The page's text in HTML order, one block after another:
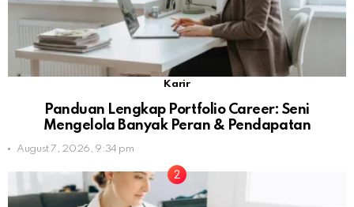
Karir
Panduan Lengkap Portfolio Career: Seni
Mengelola Banyak Peran & Pendapatan
August 7, 2026, 9:34 pm